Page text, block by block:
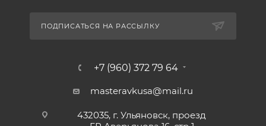
ПОДПИСАТЬСЯ НА РАССЫЛКУ
+7 (960) 372 79 64
masteravkusa@mail.ru
432035, г. Ульяновск, проезд